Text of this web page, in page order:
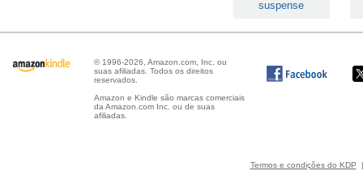
suspense
© 1996-2026, Amazon.com, Inc. ou
suas afiliadas. Todos os direitos
reservados.
Amazon e Kindle são marcas comerciais
da Amazon.com Inc. ou de suas
afiliadas.
Termos e condições do KDP